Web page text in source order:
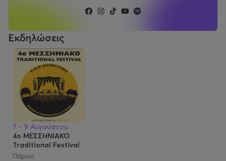
Εκδηλώσεις
7 - 9 Αυγούστου
4ο ΜΕΣΣΗΝΙΑΚΟ
Traditional Festival
Πάρκο